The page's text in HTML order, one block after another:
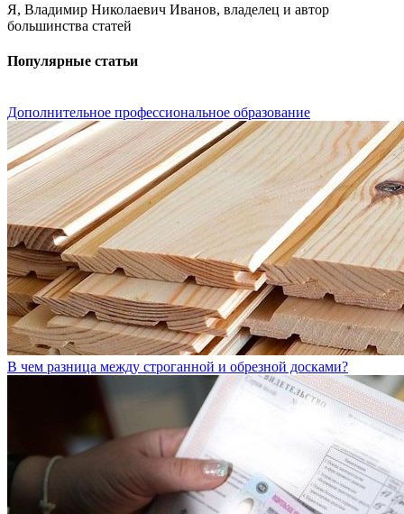
Я, Владимир Николаевич Иванов, владелец и автор
большинства статей
Популярные статьи
Дополнительное профессиональное образование
В чем разница между строганной и обрезной досками?